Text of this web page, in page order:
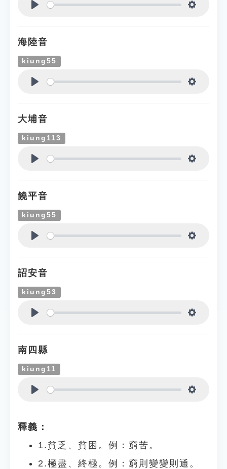
海陸音
kiung55
大埔音
kiung113
饒平音
kiung55
詔安音
kiung53
南四縣
kiung11
釋義：
1.貧乏、貧困。例：窮苦。
2.極盡、終極。例：窮則變變則通。